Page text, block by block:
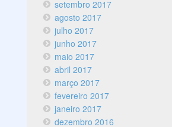
setembro 2017
agosto 2017
julho 2017
junho 2017
maio 2017
abril 2017
março 2017
fevereiro 2017
janeiro 2017
dezembro 2016